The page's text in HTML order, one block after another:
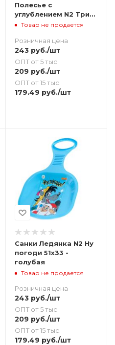
Полесье с
углублением N2 Три
кота 51х33 - голубая
Товар не продается
Розничная цена
243руб./шт
ОПТ от 5 тыс.
209 руб./шт
ОПТ от 15 тыс.
179.49 руб./шт
Санки Ледянка N2 Ну
погоди 51х33 -
голубая
Товар не продается
Розничная цена
243руб./шт
ОПТ от 5 тыс.
209 руб./шт
ОПТ от 15 тыс.
179.49 руб./шт